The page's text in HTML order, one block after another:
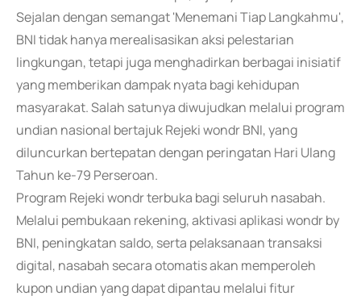
Sejalan dengan semangat 'Menemani Tiap Langkahmu',
BNI tidak hanya merealisasikan aksi pelestarian
lingkungan, tetapi juga menghadirkan berbagai inisiatif
yang memberikan dampak nyata bagi kehidupan
masyarakat. Salah satunya diwujudkan melalui program
undian nasional bertajuk Rejeki wondr BNI, yang
diluncurkan bertepatan dengan peringatan Hari Ulang
Tahun ke-79 Perseroan.
Program Rejeki wondr terbuka bagi seluruh nasabah.
Melalui pembukaan rekening, aktivasi aplikasi wondr by
BNI, peningkatan saldo, serta pelaksanaan transaksi
digital, nasabah secara otomatis akan memperoleh
kupon undian yang dapat dipantau melalui fitur